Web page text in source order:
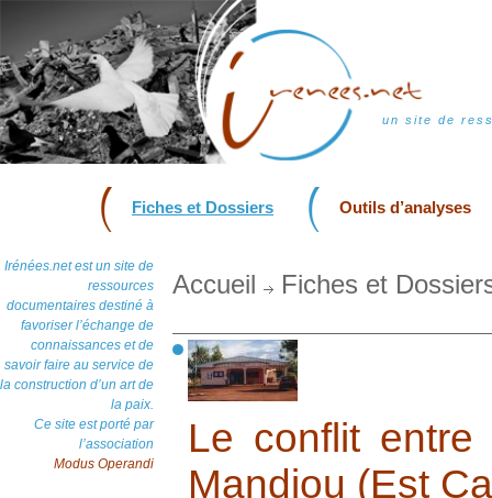
un site de
Fiches et Dossiers Outils d’analyses
Irénées.net est un site de
ressources
documentaires destiné à
favoriser l’échange de
connaissances et de
savoir faire au service de
la construction d’un art de
la paix.
Ce site est porté par
l’association
Modus Operandi
Accueil Fiches et
Le conflit
Mandjou (Est